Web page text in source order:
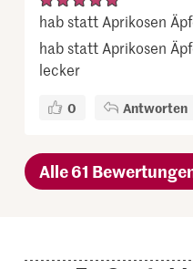
hab statt Aprikosen
hab statt Aprikosen
lecker
0 Antworten
Alle 61